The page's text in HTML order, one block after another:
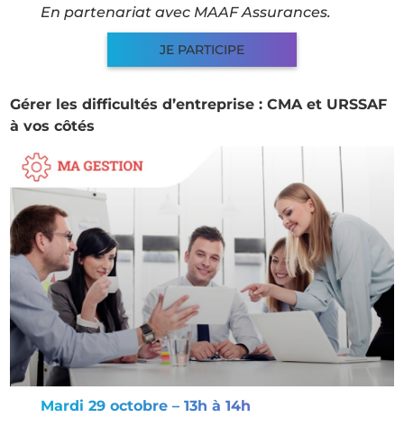
En partenariat avec MAAF Assurances.
JE PARTICIPE
Gérer les difficultés d’entreprise : CMA et URSSAF
à vos côtés
Mardi 29 octobre – 13h à 14h